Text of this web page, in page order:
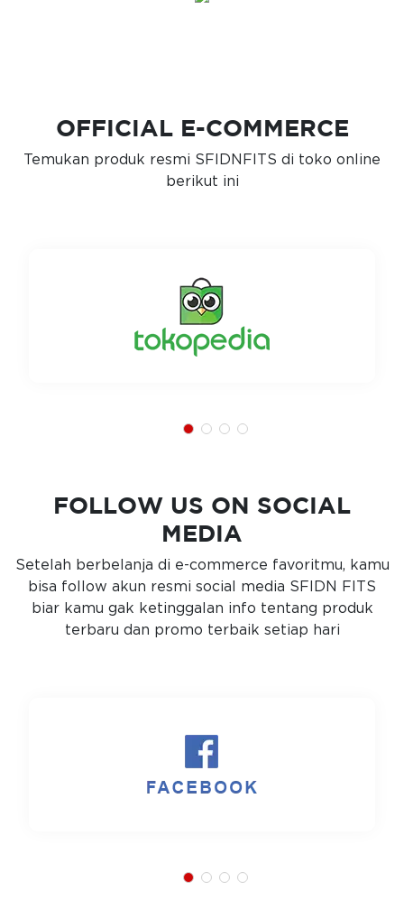
OFFICIAL E-COMMERCE
Temukan produk resmi SFIDNFITS di toko online
berikut ini
FOLLOW US ON SOCIAL
MEDIA
Setelah berbelanja di e-commerce favoritmu, kamu
bisa follow akun resmi social media SFIDN FITS
biar kamu gak ketinggalan info tentang produk
terbaru dan promo terbaik setiap hari